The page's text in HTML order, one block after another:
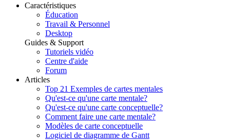
Caractéristiques
Éducation
Travail & Personnel
Desktop
Guides & Support
Tutoriels vidéo
Centre d'aide
Forum
Articles
Top 21 Exemples de cartes mentales
Qu'est-ce qu'une carte mentale?
Qu'est-ce qu'une carte conceptuelle?
Comment faire une carte mentale?
Modèles de carte conceptuelle
Logiciel de diagramme de Gantt